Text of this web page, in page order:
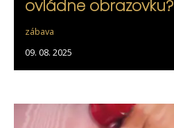
ovládne obrazovku?
zábava
09. 08. 2025